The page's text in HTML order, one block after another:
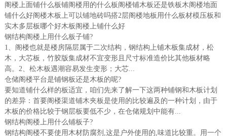
阁楼上面铺什么板铺阁楼用的什么板阁楼铺木板还是铁板木阁楼地面
铺什么好阁楼木板上可以铺地砖吗搭2层阁楼地板用什么板材模压板和
实木多层板哪个好木板阁楼上铺什么好
钢结构阁楼上用什么板子铺?
1、阁楼也就是楼房隔层属于二次结构，钢结构上铺木板集成材，松
木，大芯板，竹胶版集成材不宜变形且尺寸标准造价比其他板材略
高。2、松木板遇潮容易发生变形；大芯...
仓储阁楼平台是铺钢板还是木板的呢?
要知道铺什么样的板适宜，咱们先来了解一下这两种铺钢和木板计划
的差异：首要阁楼渠道铺木夹板是使用的比较遍及的一种计划，由于
木板的价格比较于钢层板要低不少，在仓储规划中能有...
钢结构阁楼上用什么铺板子?
钢结构阁楼不要使用木材防腐剂,这是户外使用的,味道比较重。用一个